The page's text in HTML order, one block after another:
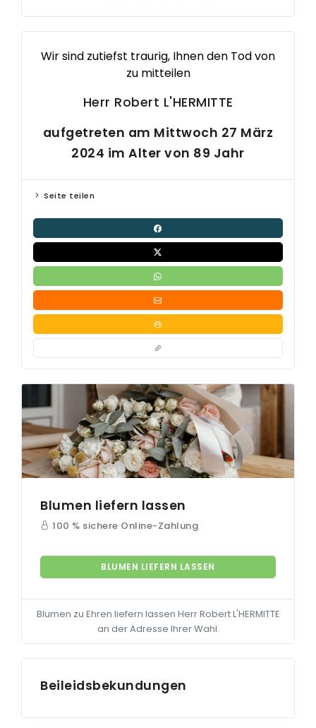
Wir sind zutiefst traurig, Ihnen den Tod von
zu mitteilen
Herr Robert L'HERMITTE
aufgetreten am Mittwoch 27 März
2024 im Alter von 89 Jahr
Seite teilen
Blumen liefern lassen
100 % sichere Online-Zahlung
BLUMEN LIEFERN LASSEN
Blumen zu Ehren liefern lassen Herr RobertL'HERMITTE
an der Adresse Ihrer Wahl.
Beileidsbekundungen